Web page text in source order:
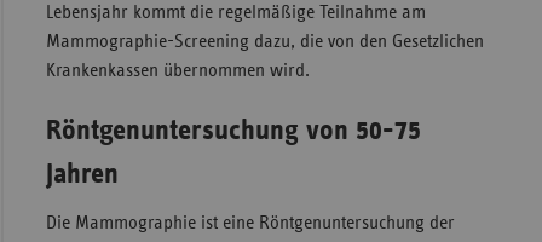
Lebensjahr kommt die regelmäßige Teilnahme am
Mammographie-Screening dazu, die von den Gesetzlichen
Krankenkassen übernommen wird.
Röntgenuntersuchung von 50-75
Jahren
Die Mammographie ist eine Röntgenuntersuchung der